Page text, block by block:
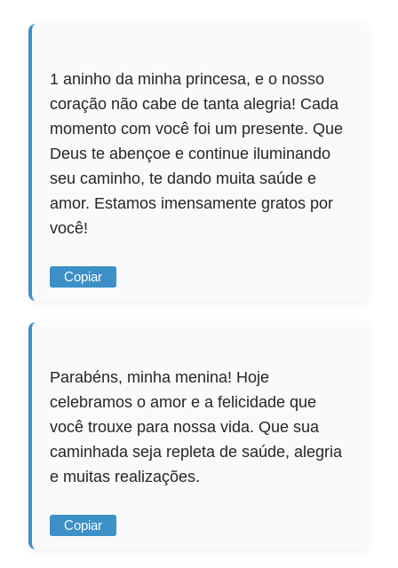
1 aninho da minha princesa, e o nosso
coração não cabe de tanta alegria! Cada
momento com você foi um presente. Que
Deus te abençoe e continue iluminando
seu caminho, te dando muita saúde e
amor. Estamos imensamente gratos por
você!
Copiar
Parabéns, minha menina! Hoje
celebramos o amor e a felicidade que
você trouxe para nossa vida. Que sua
caminhada seja repleta de saúde, alegria
e muitas realizações.
Copiar